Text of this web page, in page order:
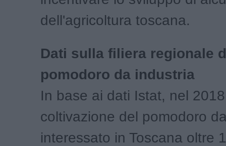
dell'agricoltura toscana.
Dati sulla filiera regionale
pomodoro da industria
In base ai dati Istat, nel
coltivazione del pomodoro
interessato in Toscana oltre